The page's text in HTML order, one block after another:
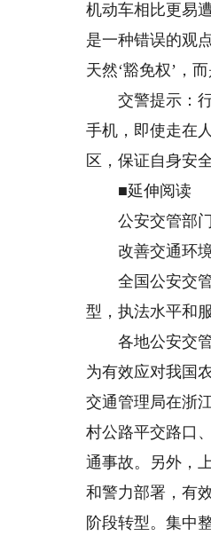
机动车相比更易
是一种错误的观
天然‘豁免权’，
交警提示：行
手机，即使走在
区，保证自身安全
■延伸阅读
公安交管部门
改善交通环境
全国公安交管
型，执法水平和
各地公安交管
为有效应对我国
交通管理局在浙
村公路平交路口
通事故。另外，
和警力部署，有
阶段转型。集中